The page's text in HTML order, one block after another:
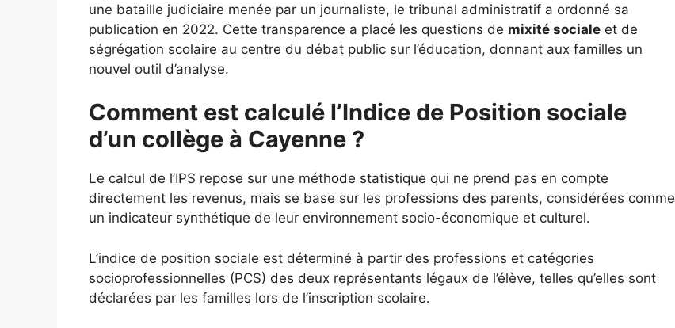
une bataille judiciaire menée par un journaliste, le tribunal administratif a ordonné sa
publication en 2022. Cette transparence a placé les questions de mixité sociale et de
ségrégation scolaire au centre du débat public sur l’éducation, donnant aux familles un
nouvel outil d’analyse.
Comment est calculé l’Indice de Position sociale
d’un collège à Cayenne ?
Le calcul de l’IPS repose sur une méthode statistique qui ne prend pas en compte
directement les revenus, mais se base sur les professions des parents, considérées comme
un indicateur synthétique de leur environnement socio-économique et culturel.
L’indice de position sociale est déterminé à partir des professions et catégories
socioprofessionnelles (PCS) des deux représentants légaux de l’élève, telles qu’elles sont
déclarées par les familles lors de l’inscription scolaire.